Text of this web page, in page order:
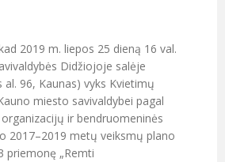
2019 m. liepos 25 dieną 16 val.
Didžiojoje salėje
al. 96, Kaunas) vyks Kvietimų
miesto savivaldybei pagal
ir bendruomeninės
2017–2019 metų veiksmų plano
priemonę „Remti